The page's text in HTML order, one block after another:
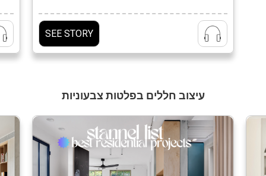
של 'סטודיו מטקה’ אותו הקימה בשנת 2007 יחד
עם הילה גל. במשך שבע שנים הרצתה במגוון
קורסים במחלקה לעיצוב פנים, מבנה וסביבה
בשנקר, שם גם למדה. אנה רואה בכל פרויקט
נושא למחקר והזדמנות ללמידה:"כמעצבת […]
SEE STORY
עיצוב חללים בפלטות צבעוניות